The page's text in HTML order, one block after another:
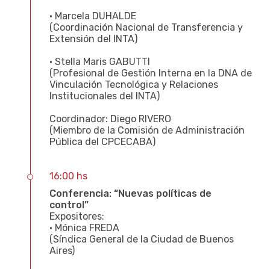
• Marcela DUHALDE
(Coordinación Nacional de Transferencia y
Extensión del INTA)
• Stella Maris GABUTTI
(Profesional de Gestión Interna en la DNA de
Vinculación Tecnológica y Relaciones
Institucionales del INTA)
Coordinador: Diego RIVERO
(Miembro de la Comisión de Administración
Pública del CPCECABA)
16:00 hs
Conferencia: “Nuevas políticas de
control”
Expositores:
• Mónica FREDA
(Síndica General de la Ciudad de Buenos
Aires)